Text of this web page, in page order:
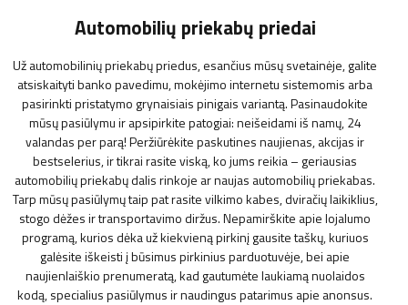
Automobilių priekabų priedai
Už automobilinių priekabų priedus, esančius mūsų svetainėje, galite
atsiskaityti banko pavedimu, mokėjimo internetu sistemomis arba
pasirinkti pristatymo grynaisiais pinigais variantą. Pasinaudokite
mūsų pasiūlymu ir apsipirkite patogiai: neišeidami iš namų, 24
valandas per parą! Peržiūrėkite paskutines naujienas, akcijas ir
bestselerius, ir tikrai rasite viską, ko jums reikia – geriausias
automobilių priekabų dalis rinkoje ar naujas automobilių priekabas.
Tarp mūsų pasiūlymų taip pat rasite vilkimo kabes, dviračių laikiklius,
stogo dėžes ir transportavimo diržus. Nepamirškite apie lojalumo
programą, kurios dėka už kiekvieną pirkinį gausite taškų, kuriuos
galėsite iškeisti į būsimus pirkinius parduotuvėje, bei apie
naujienlaiškio prenumeratą, kad gautumėte laukiamą nuolaidos
kodą, specialius pasiūlymus ir naudingus patarimus apie anonsus.